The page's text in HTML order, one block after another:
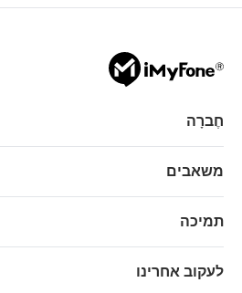
חֶברָה
משאבים
תמיכה
לעקוב אחרינו